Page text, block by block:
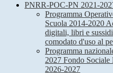
PNRR-POC-PN 2021-
Programma
Scuola 2014-2020
digitali, libri e
comodato d'uso al
Programma
2027 Fondo Sociale
2026-2027